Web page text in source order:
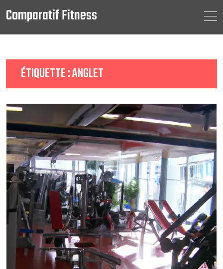
content
Comparatif Fitness
ÉTIQUETTE :ANGLET